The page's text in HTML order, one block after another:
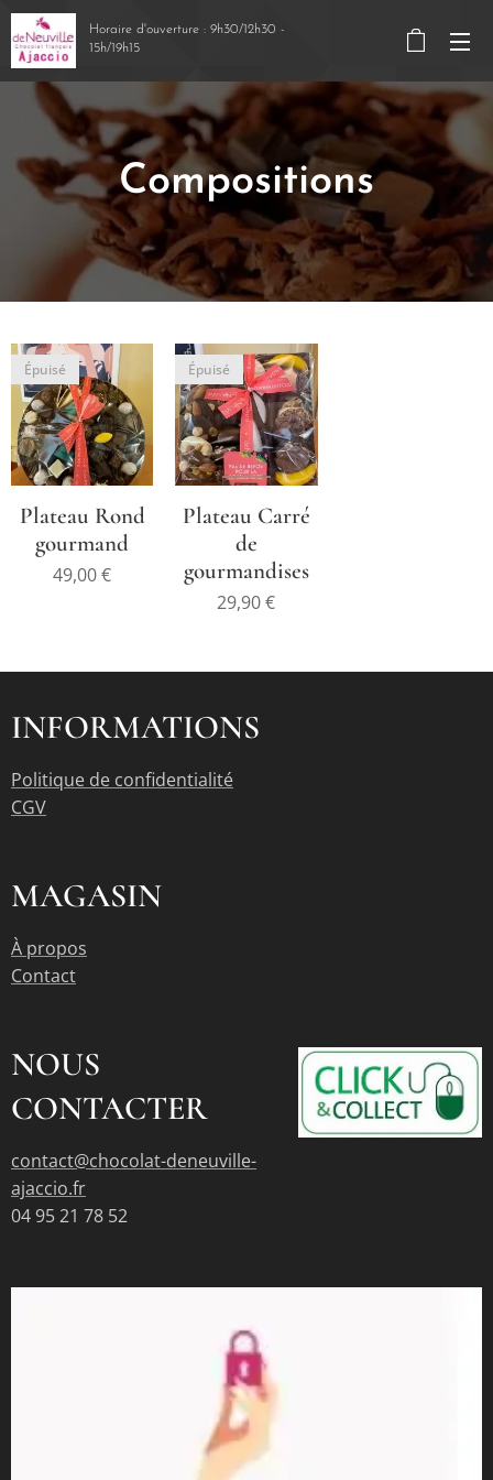
Horaire d'ouverture : 9h30/12h30 -
15h/19h15
Compositions
Plateau Rond
gourmand
Épuisé
49,00€
Plateau Carré
de
gourmandises
Épuisé
29,90€
INFORMATIONS
Politique de confidentialité
CGV
MAGASIN
À propos
Contact
NOUS
CONTACTER
contact@chocolat-deneuville-
ajaccio.fr
04 95 21 78 52